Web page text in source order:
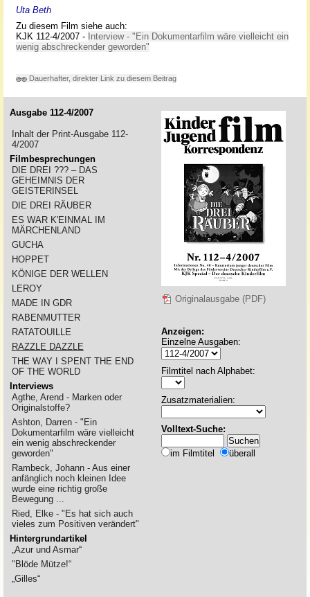
Uta Beth
Zu diesem Film siehe auch:
KJK 112-4/2007 - Interview - "Ein Dokumentarfilm wäre vielleicht ein
wenig abschreckender geworden"
Dauerhafter, direkter Link zu diesem Beitrag
Ausgabe 112-4/2007
Inhalt der Print-Ausgabe 112-
4/2007
Filmbesprechungen
DIE DREI ??? – DAS
GEHEIMNIS DER
GEISTERINSEL
DIE DREI RÄUBER
ES WAR K'EINMAL IM
MÄRCHENLAND
GUCHA
HOPPET
KÖNIGE DER WELLEN
LEROY
MADE IN GDR
RABENMUTTER
RATATOUILLE
RAZZLE DAZZLE
THE WAY I SPENT THE END
OF THE WORLD
Interviews
Agthe, Arend - Marken oder
Originalstoffe?
Ashton, Darren - "Ein
Dokumentarfilm wäre vielleicht
ein wenig abschreckender
geworden"
Rambeck, Johann - Aus einer
anfänglich noch kleinen Idee
wurde eine richtig große
Bewegung ...
Ried, Elke - "Es hat sich auch
vieles zum Positiven verändert"
Hintergrundartikel
„Azur und Asmar“
"Blöde Mütze!“
„Gilles“
Originalausgabe (PDF)
Anzeigen:
Einzelne Ausgaben:
Filmtitel nach Alphabet:
Zusatzmaterialien:
Volltext-Suche:
im Filmtitel überall